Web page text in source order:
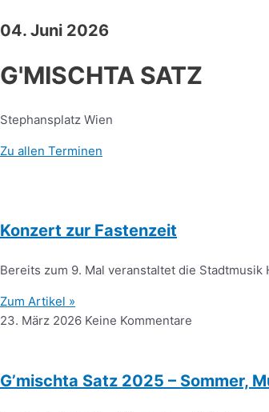
04. Juni 2026
G'MISCHTA SATZ
Stephansplatz Wien
Zu allen Terminen
Konzert zur Fastenzeit
Bereits zum 9. Mal veranstaltet die
Zum Artikel »
23. März 2026 Keine Kommentare
G’mischta Satz 2025 – Sommer,